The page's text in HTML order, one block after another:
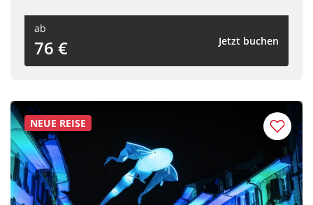
Hochseilhängebrücke
Twitter
WhatsApp
ab
76 € Jetzt buchen
NEUE REISE